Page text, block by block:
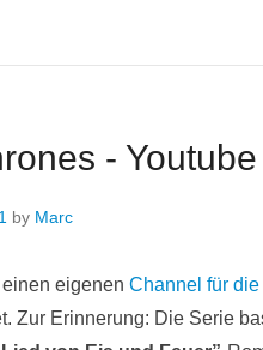
-
by Marc
eigenen Channel für
Zur Erinnerung: Die Serie